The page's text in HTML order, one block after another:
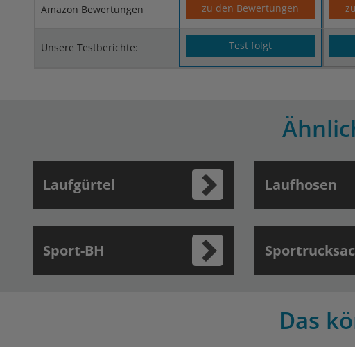
Amazon Bewertungen zu den Bewertungen
Unsere Testberichte: Test folgt
Laufgürtel Laufhosen
Sport-BH
Das